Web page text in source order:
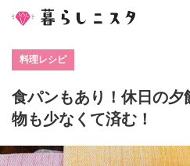
料理レシピ
食パンもあり！休日の夕
物も少なくて済む！